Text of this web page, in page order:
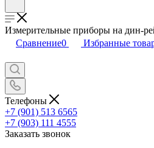
Измерительные приборы на дин-
Сравнение0 Избранные
Телефоны
+7 (901) 513 6565
+7 (903) 111 4555
Заказать звонок